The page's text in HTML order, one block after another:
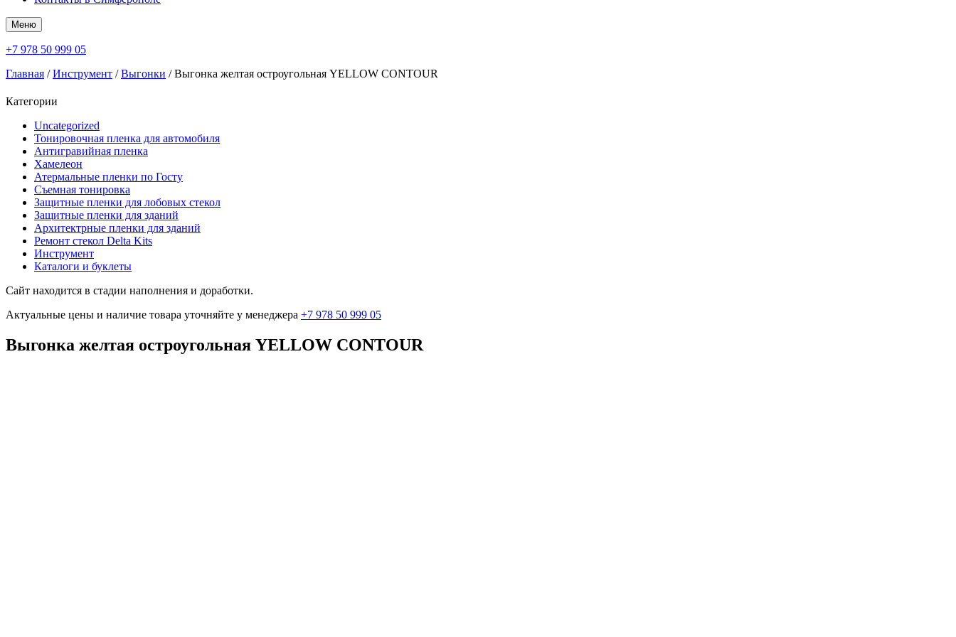
Меню
+7 978 50 999 05
Главная /Инструмент /Выгонки / Выгонка желтая остроугольная YELLOW CONTOUR
Категории
Uncategorized
Тонировочная пленка для автомобиля
Антигравийная пленка
Хамелеон
Атермальные пленки по Госту
Съемная тонировка
Защитные пленки для лобовых стекол
Защитные пленки для зданий
Архитектрные пленки для зданий
Ремонт стекол Delta Kits
Инструмент
Каталоги и буклеты
Сайт находится в стадии наполнения и доработки.
Актуальные цены и наличие товара уточняйте у менеджера +7 978 50 999 05
Выгонка желтая остроугольная YELLOW CONTOUR